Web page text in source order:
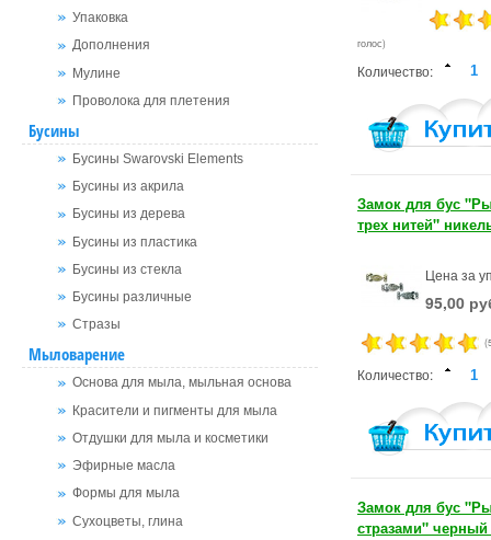
Упаковка
Дополнения
Мулине
Проволока для плетения
Бусины
Бусины Swarovski Elements
Бусины из акрила
Бусины из дерева
Бусины из пластика
Бусины из стекла
Бусины различные
Стразы
Мыловарение
Основа для мыла, мыльная основа
Красители и пигменты для мыла
Отдушки для мыла и косметики
Эфирные масла
Формы для мыла
Сухоцветы, глина
голос)
Количество:
Замок для бус
трех нитей"
Цена за
95,00
Количество:
Замок для бус
стразами"